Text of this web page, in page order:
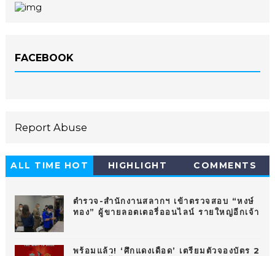
FACEBOOK
Report Abuse
ALL TIME HOT
HIGHLIGHT COMMENTS
ตำรวจ-สำนักงานสลากฯ เข้าตรวจสอบ “หงษ์
ทอง” ผู้ขายลอตเตอรี่ออนไลน์ รายใหญ่อีกเจ้า
พร้อมแล้ว! ‘ศึกแดงเดือด’ เตรียมตัวจองบัตร 2